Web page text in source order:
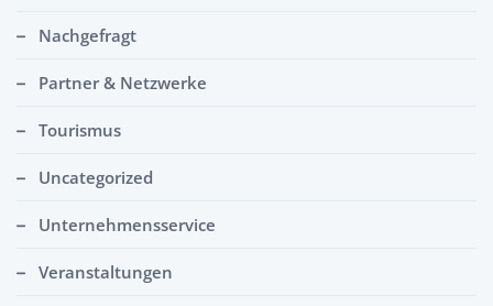
Nachgefragt
Partner & Netzwerke
Tourismus
Uncategorized
Unternehmensservice
Veranstaltungen